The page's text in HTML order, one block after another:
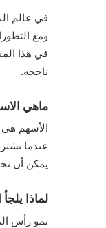
في عالم
ومع
في هذا
ناجحة.
ماهي
الأسهم
عندما
يمكن أن
لماذا
نمو رأس